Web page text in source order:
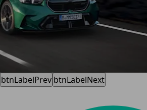
btnLabelPrev btnLabelNext